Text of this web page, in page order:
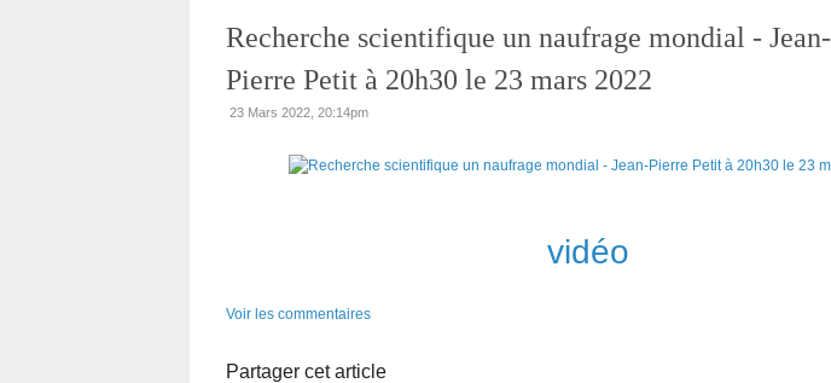
Recherche scientifique un naufrage mondial - Jean-
Pierre Petit à 20h30 le 23 mars 2022
23 Mars 2022, 20:14pm
vidéo
Voir les commentaires
Partager cet article